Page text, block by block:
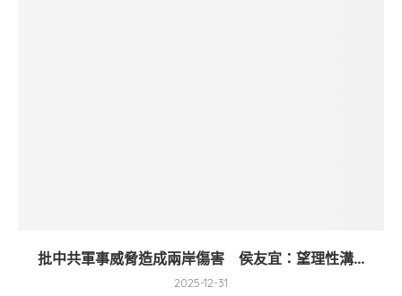
批中共軍事威脅造成兩岸傷害 侯友宜：望理性溝...
2025-12-31